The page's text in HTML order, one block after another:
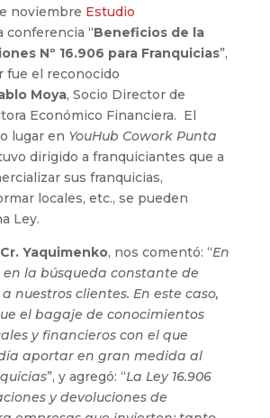
noviembre Estudio
conferencia “Beneficios de la
Nº 16.906 para Franquicias”,
fue el reconocido
Moya, Socio Director de
Económico Financiera. El
lugar en YouHub Cowork Punta
dirigido a franquiciantes que a
sus franquicias,
locales, etc., se pueden
Ley.
Cr. Yaquimenko, nos comentó: “En
en la búsqueda constante de
nuestros clientes. En este caso,
el bagaje de conocimientos
y financieros con el que
aportar en gran medida al
”, y agregó: “La Ley 16.906
y devoluciones de